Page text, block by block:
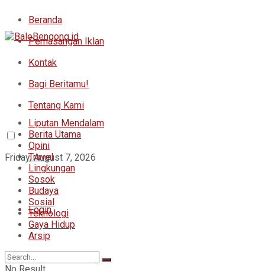
Beranda
Pemasangan Iklan
Kontak
Bagi Beritamu!
Tentang Kami
Friday, August 7, 2026
Login
Liputan Mendalam
Berita Utama
Opini
Travel
Lingkungan
Sosok
Budaya
Sosial
Teknologi
Gaya Hidup
Arsip